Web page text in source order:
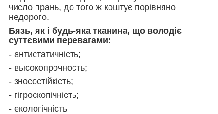
число прань, до того ж коштує порівняно
недорого.
Бязь, як і будь-яка тканина, що володіє
суттєвими перевагами:
- антистатичність;
- высокопрочность;
- зносостійкість;
- гігроскопічність;
- екологічність